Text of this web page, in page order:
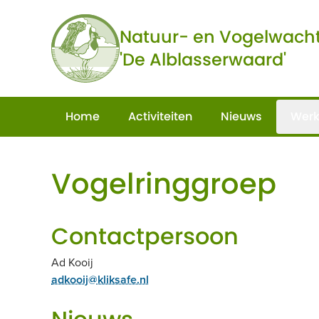
Natuur- en
'De Alblasserwaard'
Home Activiteiten Nieuws
Vogelringgroep
Contactpersoon
Ad Kooij
adkooij@kliksafe.nl